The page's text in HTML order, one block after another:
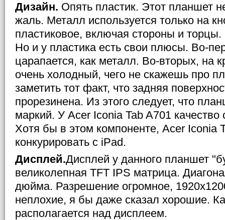
Дизайн. Опять пластик. Этот планшет
жаль. Металл используется только на
пластиковое, включая стороны и
Но и у пластика есть свои плюсы. Во-
царапается, как металл. Во-вторых, на
очень холодный, чего не скажешь про
заметить тот факт, что задняя
прорезинена. Из этого следует, что
маркий. У Acer Iconia Tab A701 качество
Хотя бы в этом компоненте, Acer Iconia
конкурировать с iPad.
Дисплей.Дисплей у данного планшет
великолепная TFT IPS матрица.
дюйма. Разрешение огромное,
неплохие, я бы даже сказал хорошие.
располагается над дисплеем.